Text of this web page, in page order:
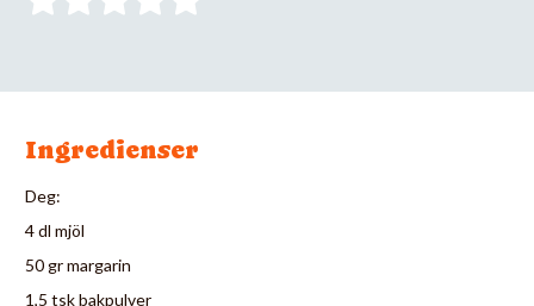
Ingredienser
Deg:
4 dl mjöl
50 gr margarin
1,5 tsk bakpulver